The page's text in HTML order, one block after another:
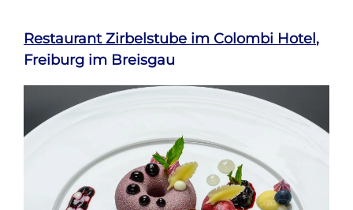
Restaurant Zirbelstube im Colombi Hotel,
Freiburg im Breisgau